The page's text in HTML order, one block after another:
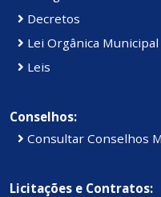
Decretos
Lei Orgânica Municipal
Leis
Conselhos:
Consultar Conselhos
Licitações e Contratos: